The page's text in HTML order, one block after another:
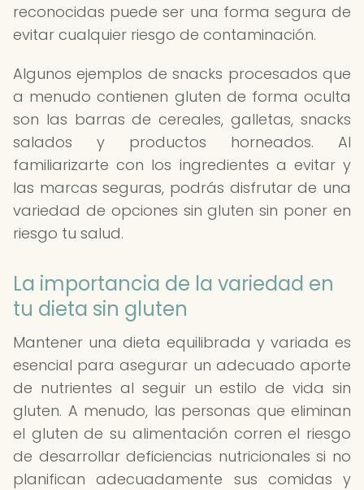
reconocidas puede ser una forma segura de
evitar cualquier riesgo de contaminación.
Algunos ejemplos de snacks procesados que
a menudo contienen gluten de forma oculta
son las barras de cereales, galletas, snacks
salados y productos horneados. Al
familiarizarte con los ingredientes a evitar y
las marcas seguras, podrás disfrutar de una
variedad de opciones sin gluten sin poner en
riesgo tu salud.
La importancia de la variedad en
tu dieta sin gluten
Mantener una dieta equilibrada y variada es
esencial para asegurar un adecuado aporte
de nutrientes al seguir un estilo de vida sin
gluten. A menudo, las personas que eliminan
el gluten de su alimentación corren el riesgo
de desarrollar deficiencias nutricionales si no
planifican adecuadamente sus comidas y